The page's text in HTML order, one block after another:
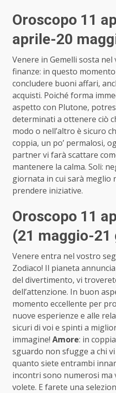
Oroscopo 11
aprile-20
Venere in Gemelli sosta
finanze: in questo
concludere buoni affari,
acquisti. Poiché forma
aspetto con Plutone,
determinati a ottenere ciò
modo o nell’altro è sicuro
coppia, un po’ permalosi,
partner vi farà scattare
mantenere la calma. Soli:
giornata in cui sarà meglio
prendere iniziative.
Oroscopo 11
(21 maggio-21
Venere entra nel vostro
Zodiaco! Il pianeta
del divertimento, vi
dell’attenzione. In buon
momento eccellente per
nuove esperienze e alle
sicuri di voi e spinti a
immagine! Amore: in
sguardo non sfugge a chi
quanto siete entrambi
incontri sono numerosi ma
volete. E farete una